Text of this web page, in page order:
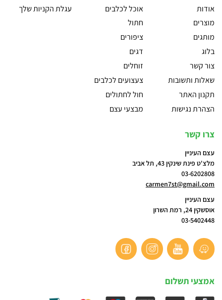
אודות
מוצרים
מותגים
בלוג
צור קשר
שאלות ותשובות
תקנון האתר
הצהרת נגישות
אוכל לכלבים
חתול
ציפורים
דגים
זוחלים
צעצועים לכלבים
חול לחתולים
מבצעי עצם
עגלת הקניות שלך
צרו קשר
עצם העיניין
מלצ'ט פינת שינקין 43, תל אביב
03-6202808
carmen7st@gmail.com
עצם העיניין
אוסשקין 24, רמת השרון
03-5402448
אמצעי תשלום